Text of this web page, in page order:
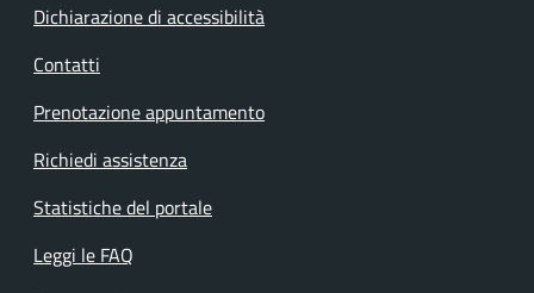
Dichiarazione di accessibilità
Contatti
Prenotazione appuntamento
Richiedi assistenza
Statistiche del portale
Leggi le FAQ